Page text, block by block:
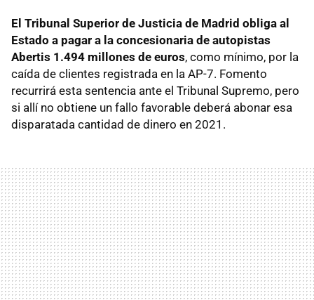
El Tribunal Superior de Justicia de Madrid obliga al
Estado a pagar a la concesionaria de autopistas
Abertis 1.494 millones de euros, como mínimo, por la
caída de clientes registrada en la AP-7. Fomento
recurrirá esta sentencia ante el Tribunal Supremo, pero
si allí no obtiene un fallo favorable deberá abonar esa
disparatada cantidad de dinero en 2021.